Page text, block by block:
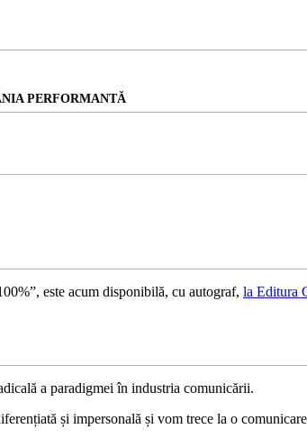
PERFORMANTĂ
este acum disponibilă, cu autograf, la Editura
a paradigmei în industria comunicării.
și impersonală și vom trece la o